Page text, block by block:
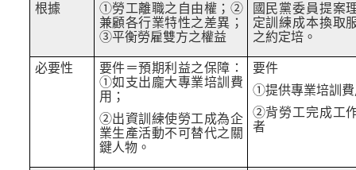
根據 ①勞工離職之自由權； ②
兼顧各行業特性之差異；
③平衡勞雇雙方之權益
國民黨委員提案
定訓練成本換取
之約定培。
必要性
要件＝預期利益之保障：
①如支出龐大專業培訓費
用；
②出資訓練使勞工成為企
業生產活動不可替代之關
鍵人物。
要件
①提供專業培訓
②背勞工完成工
者